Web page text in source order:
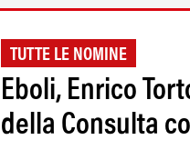
TUTTE LE NOMINE
Eboli, Enrico
della Consulta